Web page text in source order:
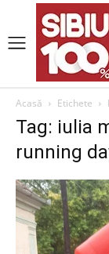
Acasă Etichete
Tag: iulia
running